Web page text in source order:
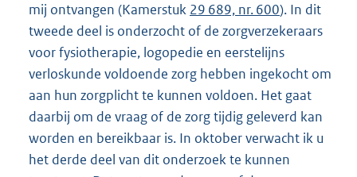
mij ontvangen (Kamerstuk 29 689, nr. 600). In dit
tweede deel is onderzocht of de zorgverzekeraars
voor fysiotherapie, logopedie en eerstelijns
verloskunde voldoende zorg hebben ingekocht om
aan hun zorgplicht te kunnen voldoen. Het gaat
daarbij om de vraag of de zorg tijdig geleverd kan
worden en bereikbaar is. In oktober verwacht ik u
het derde deel van dit onderzoek te kunnen